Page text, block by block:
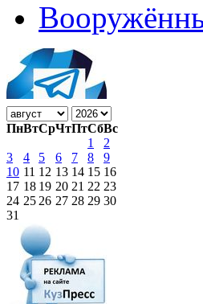
ПнВтСрЧтПтСбВс
1
2
3
4 5 6 7 8
9
10 11 12 13 14 15 16
17 18 19 20 21 22 23
24 25 26 27 28 29 30
31